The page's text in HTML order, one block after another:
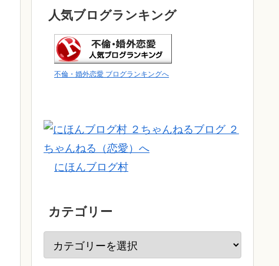
人気ブログランキング
不倫・婚外恋愛 ブログランキングへ
にほんブログ村
カテゴリー